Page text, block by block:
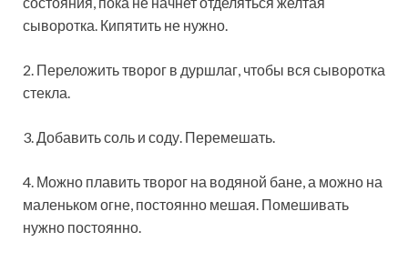
сыворотка. Кипятить не нужно.
2. Переложить творог в дуршлаг, чтобы вся сыворотка
стекла.
3. Добавить соль и соду. Перемешать.
4. Можно плавить творог на водяной бане, а можно на
маленьком огне, постоянно мешая. Помешивать
нужно постоянно.